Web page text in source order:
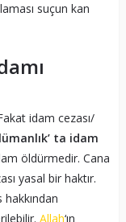
suçun kan
idam cezası/
ta idam
öldürmedir. Cana
yasal bir haktır.
hakkından
Allah‘ın